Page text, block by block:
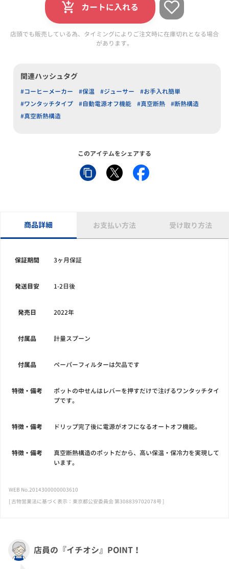
カートに入れる
店頭でも販売している為、タイミングによりご注文時に在庫切れとなる場合
があります。
関連ハッシュタグ
#コーヒーメーカー #保温 #ジューサー
#お手入れ簡単
#ワンタッチタイプ
#自動電源オフ機能 #真空断熱
#断熱構造
#真空断熱構造
このアイテムをシェアする
店員の『イチオシ』POINT！
商品詳細 お支払い方法 受け取り方法
保証期間 3ヶ月保証
発送目安 1-2日後
発売日 2022年
付属品 計量スプーン
付属品 ペーパーフィルターは欠品です
特徴・備考
ポットの中せんはレバーを押すだけで注げるワンタッチタイ
プです。
特徴・備考 ドリップ完了後に電源がオフになるオートオフ機能。
特徴・備考
真空断熱構造のポットだから、高い保温・保冷力を実現して
います。
WEB No.2014300000003610
[ 古物営業法に基づく表示：東京都公安委員会 第308839702078号 ]